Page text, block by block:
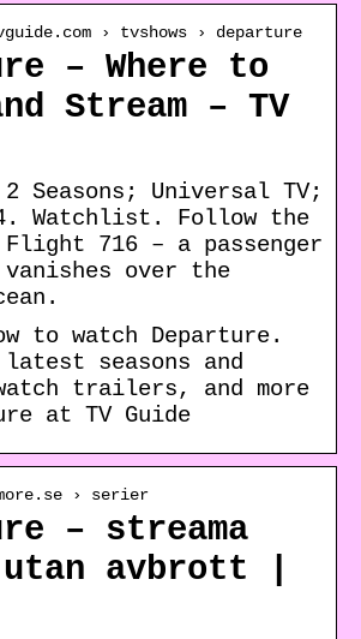
› tvshows › departure
– Where to
Stream – TV
2 Seasons; Universal TV;
Watchlist. Follow the
716 – a passenger
over the
to watch Departure.
seasons and
trailers, and more
at TV Guide
› serier
– streama
avbrott |